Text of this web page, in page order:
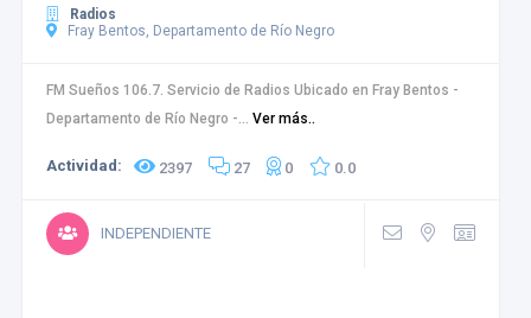
Radios
Fray Bentos, Departamento de Río Negro
FM Sueños 106.7. Servicio de Radios Ubicado en Fray Bentos -
Departamento de Río Negro -... Ver más..
Actividad: 2397 27 0 0.0
INDEPENDIENTE